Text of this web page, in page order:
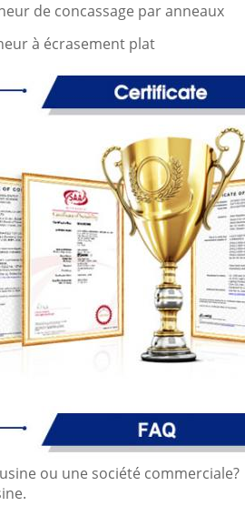
de concassage par anneaux
à écrasement plat
ou une société commerciale?